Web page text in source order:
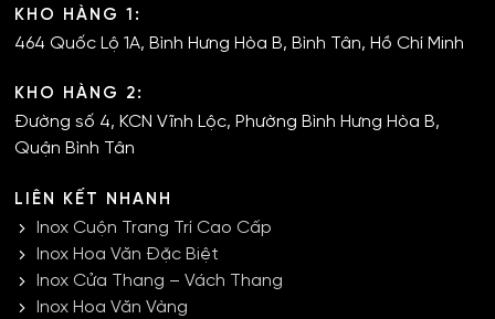
KHO HÀNG 1:
464 Quốc Lộ 1A, Bình Hưng Hòa B, Bình Tân, Hồ Chí Minh
KHO HÀNG 2:
Đường số 4, KCN Vĩnh Lộc, Phường Bình Hưng Hòa B,
Quận Bình Tân
LIÊN KẾT NHANH
Inox Cuộn Trang Trí Cao Cấp
Inox Hoa Văn Đặc Biệt
Inox Cửa Thang – Vách Thang
Inox Hoa Văn Vàng